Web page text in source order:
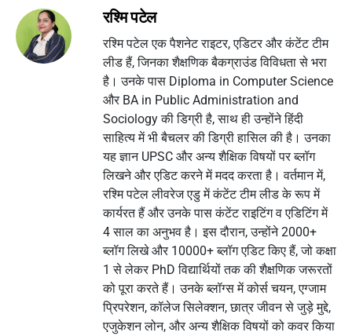
रश्मि पटेल
रश्मि पटेल एक पैशनेट राइटर, एडिटर और कंटेंट टीम
लीड हैं, जिनका शैक्षणिक बैकग्राउंड विविधता से भरा
है। उनके पास Diploma in Computer Science
और BA in Public Administration and
Sociology की डिग्री है, साथ ही उन्होंने हिंदी
साहित्य में भी बैचलर की डिग्री हासिल की है। उनका
यह ज्ञान UPSC और अन्य शैक्षिक विषयों पर ब्लॉग
लिखने और एडिट करने में मदद करता है। वर्तमान में,
रश्मि पटेल लीवरेज एडु में कंटेंट टीम लीड के रूप में
कार्यरत हैं और उनके पास कंटेंट राइटिंग व एडिटिंग में
4 साल का अनुभव है। इस दौरान, उन्होंने 2000+
ब्लॉग लिखे और 10000+ ब्लॉग एडिट किए हैं, जो कक्षा
1 से लेकर PhD विद्यार्थियों तक की शैक्षणिक जरूरतों
को पूरा करते हैं। उनके ब्लॉग्स में कोर्स चयन, एग्जाम
प्रिपरेशन, कॉलेज सिलेक्शन, छात्र जीवन से जुड़े मुद्दे,
एजुकेशन लोन, और अन्य शैक्षिक विषयों को कवर किया